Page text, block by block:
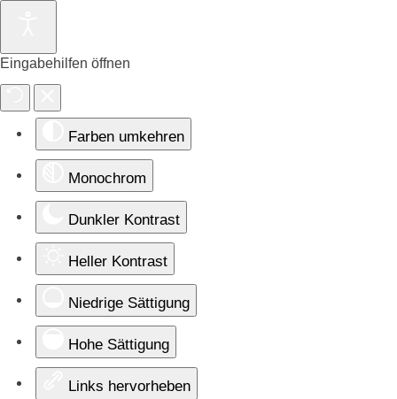
Eingabehilfen öffnen
Farben umkehren
Monochrom
Dunkler Kontrast
Heller Kontrast
Niedrige Sättigung
Hohe Sättigung
Links hervorheben